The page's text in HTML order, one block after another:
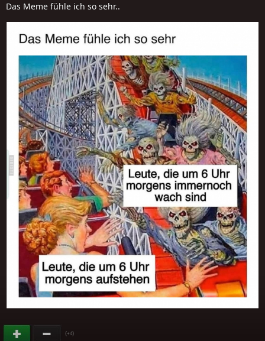
Das Meme fühle ich so sehr..
(+4)